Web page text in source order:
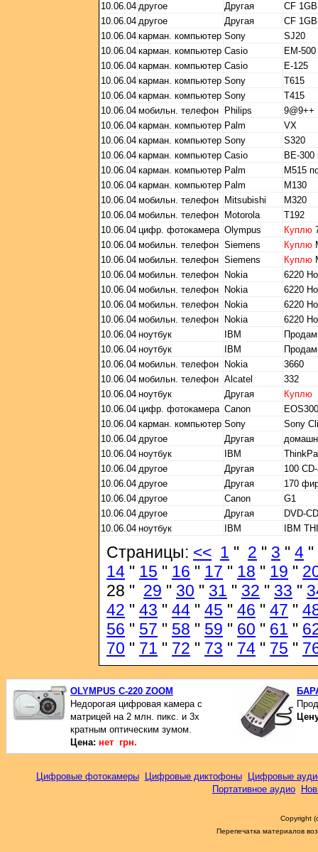
10.06.04 другое Другая
CF
10.06.04 другое Другая
CF
10.06.04 карман. компьютер Sony
SJ20
10.06.04 карман. компьютер Casio
EM-500
10.06.04 карман. компьютер Casio
E-125
10.06.04 карман. компьютер Sony
T615
10.06.04 карман. компьютер Sony
T415
10.06.04 мобильн. телефон Philips
9@9++
10.06.04 карман. компьютер Palm
VX
10.06.04 карман. компьютер Sony
S320
10.06.04 карман. компьютер Casio
BE-300
10.06.04 карман. компьютер Palm
M515
10.06.04 карман. компьютер Palm
M130
10.06.04 мобильн. телефон Mitsubishi
M320
10.06.04 мобильн. телефон Motorola
T192
10.06.04 цифр. фотокамера Olympus Куплю
10.06.04 мобильн. телефон Siemens Куплю
10.06.04 мобильн. телефон Siemens Куплю
10.06.04 мобильн. телефон Nokia
6220
10.06.04 мобильн. телефон Nokia
6220
10.06.04 мобильн. телефон Nokia
6220
10.06.04 мобильн. телефон Nokia
6220
10.06.04 ноутбук IBM
10.06.04 ноутбук IBM
10.06.04 мобильн. телефон Nokia
3660
10.06.04 мобильн. телефон Alcatel
332
10.06.04 ноутбук Другая
Куплю
10.06.04 цифр. фотокамера Canon
10.06.04 карман. компьютер Sony
Sony
10.06.04 другое Другая
10.06.04 ноутбук IBM
10.06.04 другое Другая
100
10.06.04 другое Другая
170
10.06.04 другое Canon
G1
10.06.04 другое Другая
DVD-
10.06.04 ноутбук IBM IBM
Страницы: << 1 " 2 " 3 " 4 "
14 " 15 " 16 " 17 " 18 " 19 "
28 " 29 " 30 " 31 " 32 " 33 "
42 " 43 " 44 " 45 " 46 " 47 "
56 " 57 " 58 " 59 " 60 " 61 "
70 " 71 " 72 " 73 " 74 " 75 "
OLYMPUS C-220 ZOOM
Недорогая цифровая камера с
матрицей на 2 млн. пикс. и 3х
кратным оптическим зумом.
Цена: нет грн.
Цифровые фотокамеры Цифровые диктофоны
Цифровые
Портативное аудио
Copyright
Перепечатка материалов